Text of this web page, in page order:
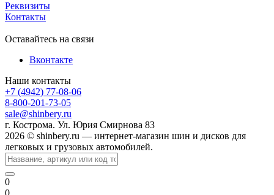
Реквизиты
Контакты
Оставайтесь на связи
Вконтакте
Наши контакты
+7 (4942) 77-08-06
8-800-201-73-05
sale@shinbery.ru
г. Кострома. Ул. Юрия Смирнова 83
2026 © shinbery.ru — интернет-магазин шин и дисков для
легковых и грузовых автомобилей.
0
0